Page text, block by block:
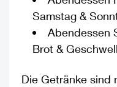
Samstag &
Abendessen
Brot &
Die Getränke sind